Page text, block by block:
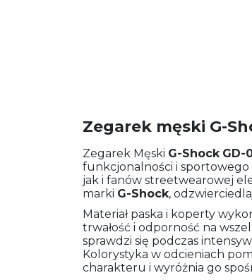
Zegarek męski G-
Zegarek Męski G-Shock GD-
funkcjonalności i
jak i fanów streetwearowej
marki G-Shock,
Materiał paska i koperty
trwałość i odporność na
sprawdzi się podczas
Kolorystyka w odcieniach
charakteru i wyróżnia go